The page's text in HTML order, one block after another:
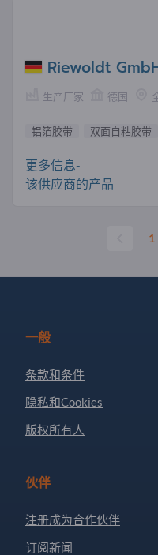
Riewoldt
生产厂家 德国
铝箔胶带 双面自粘胶带
更多信息-
该供应商的产品
1
一般
条款和条件
隐私和Cookies
版权所有人
伙伴
注册成为合作伙伴
订阅新闻